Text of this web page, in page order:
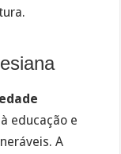
educação e
A